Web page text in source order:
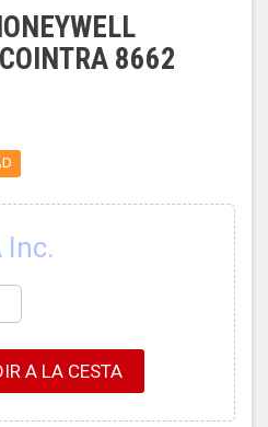
8662
Inc.
A LA CESTA